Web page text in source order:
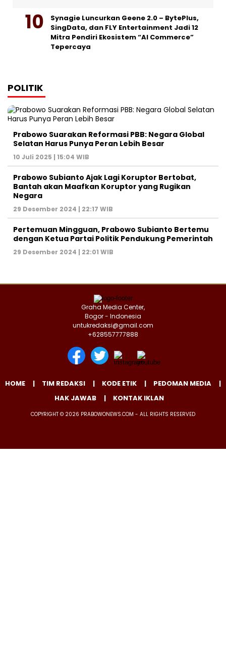
Synagie Luncurkan Geene 2.0 – BytePlus,
SingData, dan FLY Entertainment Jadi 12
Mitra Pendiri Ekosistem “AI Commerce”
Tepercaya
POLITIK
Prabowo Suarakan Reformasi PBB: Negara Global
Selatan Harus Punya Peran Lebih Besar
10 Juli 2025 | 15:04 WIB
Prabowo Subianto Ajak Lagi Koruptor Bertobat,
Bantah akan Maafkan Koruptor yang Rugikan
Negara
29 Desember 2024 | 22:17 WIB
Pertemuan Mingguan, Prabowo Subianto Bertemu
dengan Ketua Partai Politik Pendukung Pemerintah
29 Desember 2024 | 22:01 WIB
Graha Media Center,
Bogor - Indonesia
untukredaksi@gmail.com
+628557777888
HOME TIM REDAKSI KODE ETIK
PEDOMAN MEDIA
HAK JAWAB
KONTAK IKLAN
COPYRIGHT © 2026 PRABOWONEWS.COM - ALL RIGHTS RESERVED